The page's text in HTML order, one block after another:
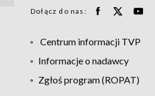
Dołącz do nas:
Centrum informacji TVP
Informacje o nadawcy
Zgłoś program (ROPAT)